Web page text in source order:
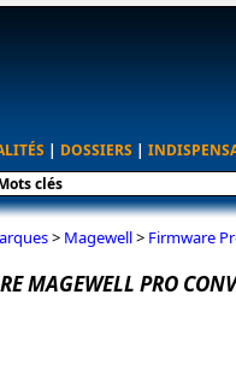
| DOSSIERS |
> Magewell> Firmware
MAGEWELL PRO